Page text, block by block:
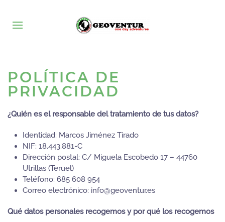
POLÍTICA DE
PRIVACIDAD
¿Quién es el responsable del tratamiento de tus datos?
Identidad: Marcos Jiménez Tirado
NIF: 18.443.881-C
Dirección postal: C/ Miguela Escobedo 17 – 44760
Utrillas (Teruel)
Teléfono: 685 608 954
Correo electrónico: info@geoventur.es
Qué datos personales recogemos y por qué los recogemos